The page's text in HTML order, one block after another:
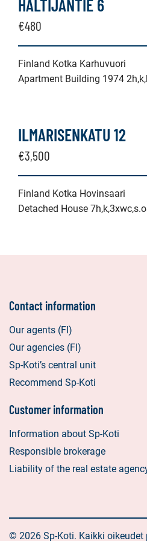
HALTIJANTIE 6
€480
Finland Kotka Karhuvuori
Apartment Building 1974
ILMARISENKATU 12
€3,500
Finland Kotka Hovinsaari
Detached House
Contact information
Our agents (FI)
Our agencies (FI)
Sp-Koti’s central unit
Recommend Sp-Koti
Customer information
Information about Sp-Koti
Responsible brokerage
Liability of the real estate
© 2026 Sp-Koti. Kaikki oikeudet